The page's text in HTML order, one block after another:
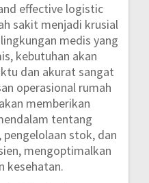
effective logistic
sakit menjadi krusial
medis yang
kebutuhan akan
dan akurat sangat
operasional rumah
memberikan
tentang
pengelolaan stok, dan
mengoptimalkan
kesehatan.